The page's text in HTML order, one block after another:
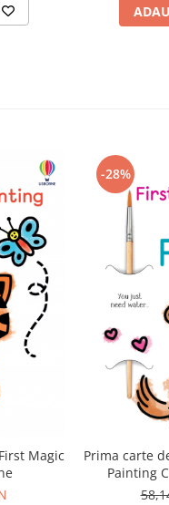
Magic
-28%
Prima carte
Painting